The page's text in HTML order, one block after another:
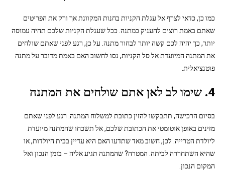
כמו כן, כדאי לצרף אל עגלת הקניות בחנות המקוונת אך ורק את הפריטים
שאתם באמת רוצים להעניק כמתנה. ככל שעגלת הקניות שלכם תהיה עמוסה
יותר, כך יהיה לכם קשה יותר לבחור מתנה. על כן, רגע לפני שאתם שולחים
את המתנה המיועדת אל סל הקניות, נסו לחשוב האם באמת מדובר על מתנה
פוטנציאלית.
4. שימו לב לאן אתם שולחים את המתנה
בסיום הרכישה, תתבקשו להזין כתובת למשלוח המתנה. רגע לפני שאתם
מזינים באופן אוטומטי את הכתובת שלכם, אל תשכחו שהמתנה מיועדת
ליולדת הטרייה. לכן, חשוב מאד שתדעו האם היא עדיין בבית היולדות, או
שהיא השתחררה לביתה. המטרה? שהמתנה תגיע אליה – בזמן הנכון ואל
המקום הנכון.